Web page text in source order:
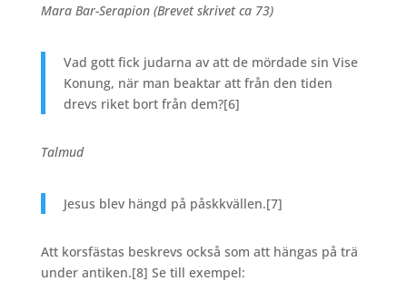
Mara Bar-Serapion (Brevet skrivet ca 73)
Vad gott fick judarna av att de mördade sin Vise
Konung, när man beaktar att från den tiden
drevs riket bort från dem?[6]
Talmud
Jesus blev hängd på påskkvällen.[7]
Att korsfästas beskrevs också som att hängas på trä
under antiken.[8] Se till exempel: